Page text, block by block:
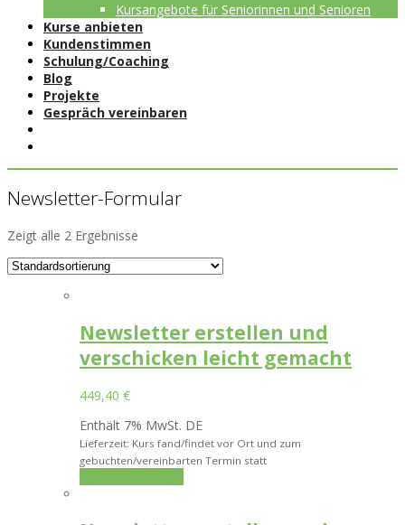
Kursangebote für Seniorinnen und Senioren
Kurse anbieten
Kundenstimmen
Schulung/Coaching
Blog
Projekte
Gespräch vereinbaren
Newsletter-Formular
Zeigt alle 2 Ergebnisse
Newsletter erstellen und
verschicken leicht gemacht
449,40 €
Enthält 7% MwSt. DE
Lieferzeit: Kurs fand/findet vor Ort und zum
gebuchten/vereinbarten Termin statt